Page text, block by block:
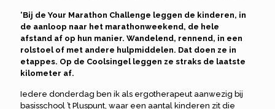
‘Bij de Your Marathon Challenge leggen de kinderen, in
de aanloop naar het marathonweekend, de hele
afstand af op hun manier. Wandelend, rennend, in een
rolstoel of met andere hulpmiddelen. Dat doen ze in
etappes. Op de Coolsingel leggen ze straks de laatste
kilometer af.
Iedere donderdag ben ik als ergotherapeut aanwezig bij
basisschool ’t Pluspunt, waar een aantal kinderen zit die